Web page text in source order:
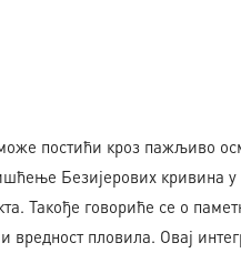
постићи кроз пажљиво
Безијерових кривина
Такође говориће се о
вредност пловила. Овај